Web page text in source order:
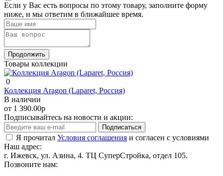
Если у Вас есть вопросы по этому товару, заполните форму
ниже, и мы ответим в ближайшее время.
Продолжить
Товары коллекции
0
Коллекция Aragon (Laparet, Россия)
В наличии
от 1 390.00р
Подписывайтесь на новости и акции:
Подписаться
Я прочитал Условия соглашения и согласен с условиями
Наш адрес:
г. Ижевск, ул. Азина, 4. ТЦ СуперСтройка, отдел 105.
Позвоните нам: